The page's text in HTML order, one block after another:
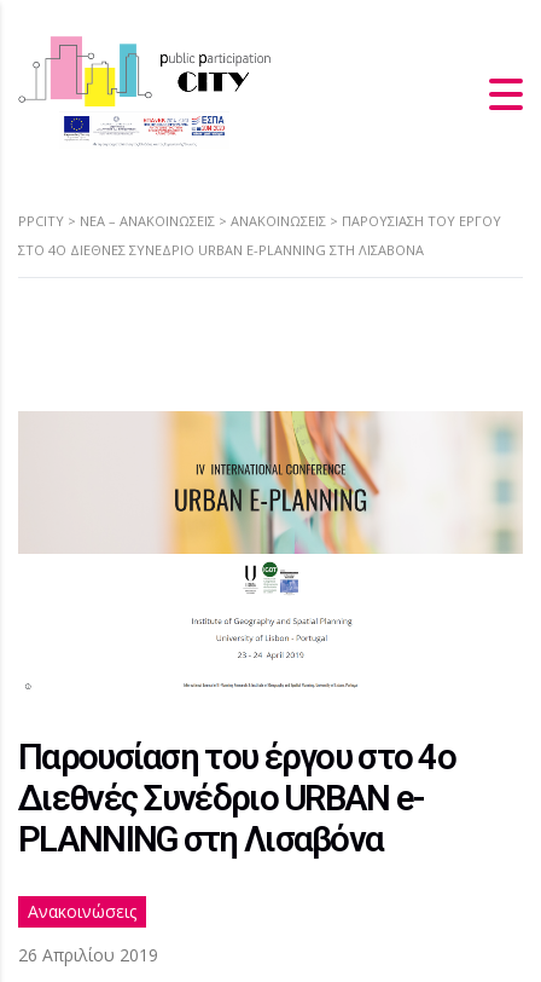
PPCITY > ΝΈΑ – ΑΝΑΚΟΙΝΏΣΕΙΣ > ΑΝΑΚΟΙΝΏΣΕΙΣ > ΠΑΡΟΥΣΊΑΣΗ ΤΟΥ ΈΡΓΟΥ
ΣΤΟ 4Ο ΔΙΕΘΝΈΣ ΣΥΝΈΔΡΙΟ URBAN E-PLANNING ΣΤΗ ΛΙΣΑΒΌΝΑ
Παρουσίαση του έργου στο 4ο
Διεθνές Συνέδριο URBAN e-
PLANNING στη Λισαβόνα
Ανακοινώσεις
26 Απριλίου 2019